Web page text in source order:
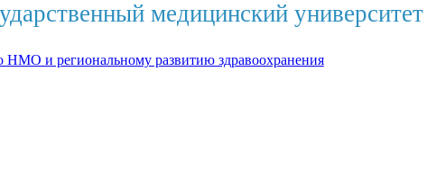
медицинский университет
НМО и региональному развитию здравоохранения